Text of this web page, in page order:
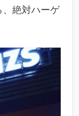
、絶対ハーゲ